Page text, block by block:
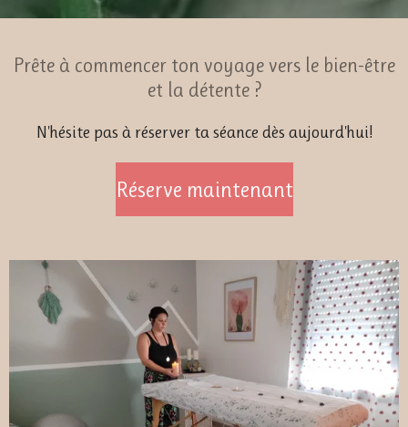
Prête à commencer ton voyage vers le bien-être
et la détente ?
N'hésite pas à réserver ta séance dès aujourd'hui!
Réserve maintenant